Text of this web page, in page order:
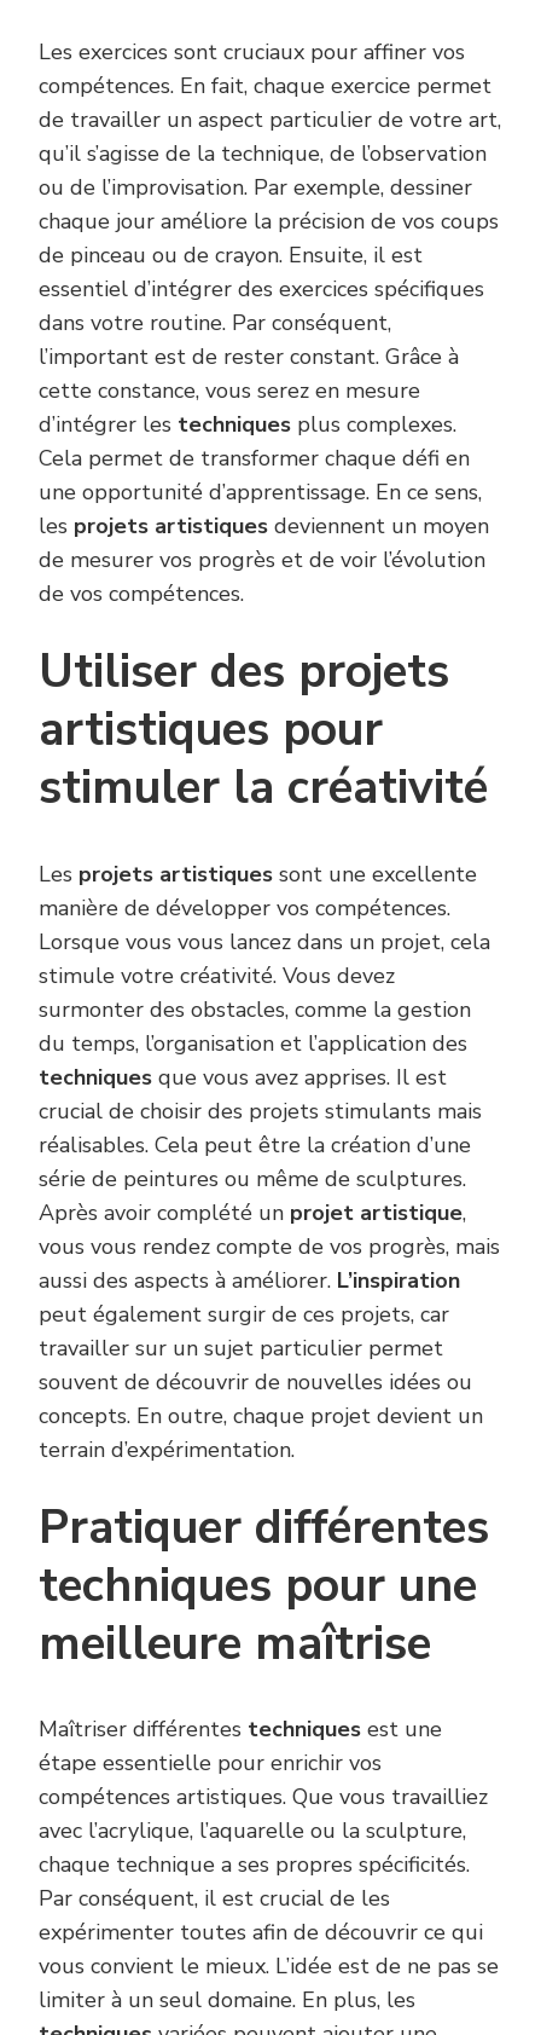
Les exercices sont cruciaux pour affiner vos
compétences. En fait, chaque exercice permet
de travailler un aspect particulier de votre art,
qu’il s’agisse de la technique, de l’observation
ou de l’improvisation. Par exemple, dessiner
chaque jour améliore la précision de vos coups
de pinceau ou de crayon. Ensuite, il est
essentiel d’intégrer des exercices spécifiques
dans votre routine. Par conséquent,
l’important est de rester constant. Grâce à
cette constance, vous serez en mesure
d’intégrer les techniques plus complexes.
Cela permet de transformer chaque défi en
une opportunité d’apprentissage. En ce sens,
les projets artistiques deviennent un moyen
de mesurer vos progrès et de voir l’évolution
de vos compétences.
Utiliser des projets
artistiques pour
stimuler la créativité
Les projets artistiques sont une excellente
manière de développer vos compétences.
Lorsque vous vous lancez dans un projet, cela
stimule votre créativité. Vous devez
surmonter des obstacles, comme la gestion
du temps, l’organisation et l’application des
techniques que vous avez apprises. Il est
crucial de choisir des projets stimulants mais
réalisables. Cela peut être la création d’une
série de peintures ou même de sculptures.
Après avoir complété un projet artistique,
vous vous rendez compte de vos progrès, mais
aussi des aspects à améliorer. L’inspiration
peut également surgir de ces projets, car
travailler sur un sujet particulier permet
souvent de découvrir de nouvelles idées ou
concepts. En outre, chaque projet devient un
terrain d’expérimentation.
Pratiquer différentes
techniques pour une
meilleure maîtrise
Maîtriser différentes techniques est une
étape essentielle pour enrichir vos
compétences artistiques. Que vous travailliez
avec l’acrylique, l’aquarelle ou la sculpture,
chaque technique a ses propres spécificités.
Par conséquent, il est crucial de les
expérimenter toutes afin de découvrir ce qui
vous convient le mieux. L’idée est de ne pas se
limiter à un seul domaine. En plus, les